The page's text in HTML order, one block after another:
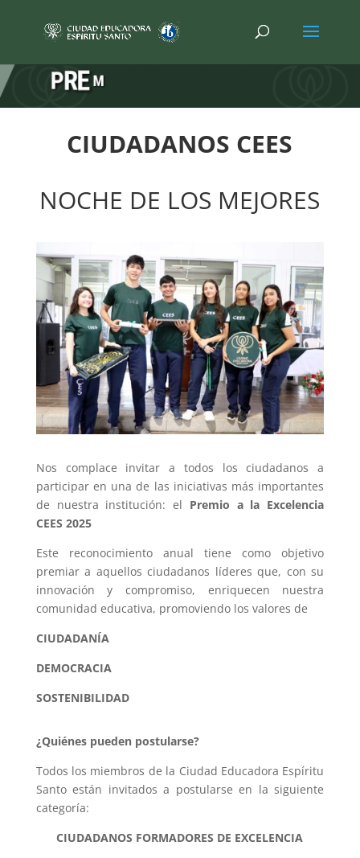
CIUDADANOS CEES
NOCHE DE LOS MEJORES
Nos complace invitar a todos los ciudadanos a
participar en una de las iniciativas más importantes
de nuestra institución: el Premio a la Excelencia
CEES 2025
Este reconocimiento anual tiene como objetivo
premiar a aquellos ciudadanos líderes que, con su
innovación y compromiso, enriquecen nuestra
comunidad educativa, promoviendo los valores de
CIUDADANÍA
DEMOCRACIA
SOSTENIBILIDAD
¿Quiénes pueden postularse?
Todos los miembros de la Ciudad Educadora Espíritu
Santo están invitados a postularse en la siguiente
categoría:
CIUDADANOS FORMADORES DE EXCELENCIA